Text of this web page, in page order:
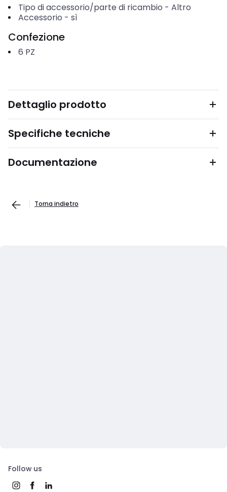
Tipo di accessorio/parte di ricambio - Altro
Accessorio - sì
Confezione
6 PZ
Dettaglio prodotto
Specifiche tecniche
Documentazione
Torna indietro
Follow us